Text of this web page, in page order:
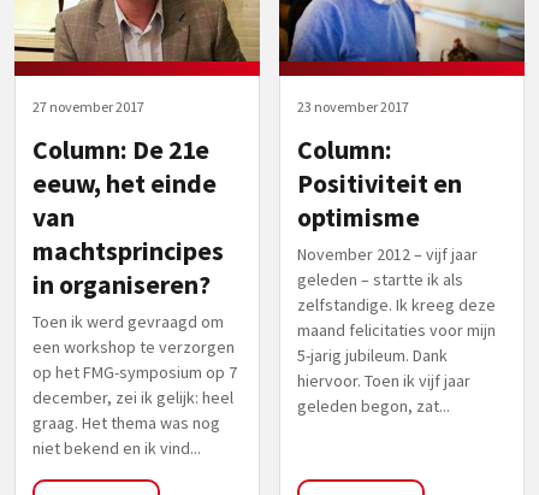
27 november 2017
Column: De 21e
eeuw, het einde
van
machtsprincipes
in organiseren?
Toen ik werd gevraagd om
een workshop te verzorgen
op het FMG-symposium op 7
december, zei ik gelijk: heel
graag. Het thema was nog
niet bekend en ik vind...
23 november 2017
Column:
Positiviteit en
optimisme
November 2012 – vijf jaar
geleden – startte ik als
zelfstandige. Ik kreeg deze
maand felicitaties voor mijn
5-jarig jubileum. Dank
hiervoor. Toen ik vijf jaar
geleden begon, zat...